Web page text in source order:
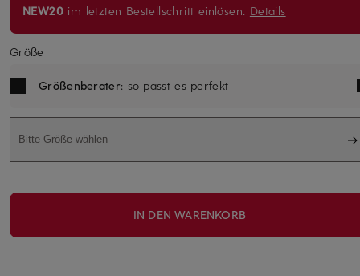
NEW20 im letzten Bestellschritt einlösen. Details
Größe
Größenberater: so passt es perfekt
Bitte Größe wählen
IN DEN WARENKORB